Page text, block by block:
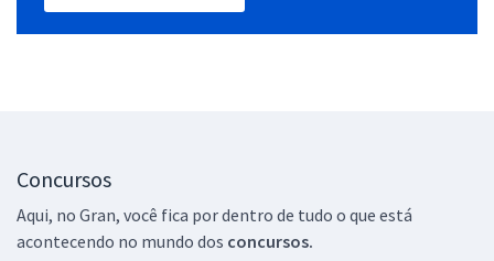
Concursos
Aqui, no Gran, você fica por dentro de tudo o que está
acontecendo no mundo dos concursos.